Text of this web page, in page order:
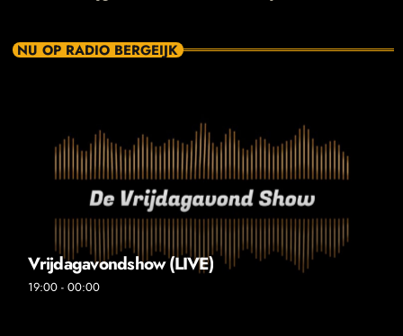
NU OP RADIO BERGEIJK
Vrijdagavondshow (LIVE)
19:00 - 00:00